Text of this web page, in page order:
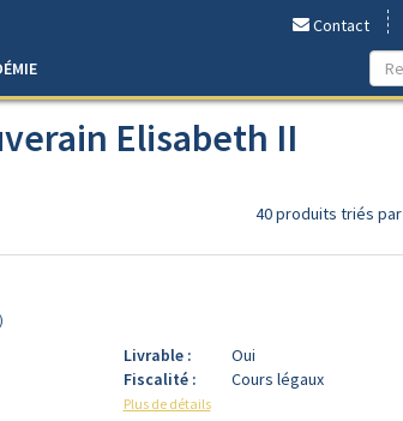
Contact
Elisabeth II
40 produits triés par
Livrable :
Oui
Fiscalité :
Cours légaux
Plus de détails